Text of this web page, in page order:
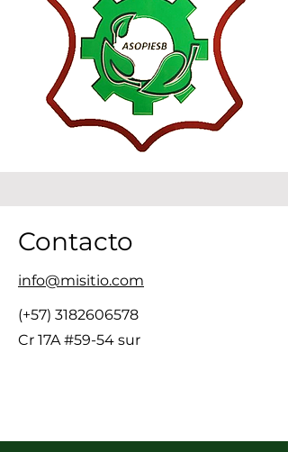
Contacto
info@misitio.com
(+57) 3182606578
Cr 17A #59-54 sur